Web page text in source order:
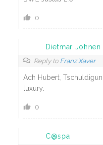
0
Dietmar Johnen
Reply to Franz Xaver
Ach Hubert,
luxury.
0
C@spa